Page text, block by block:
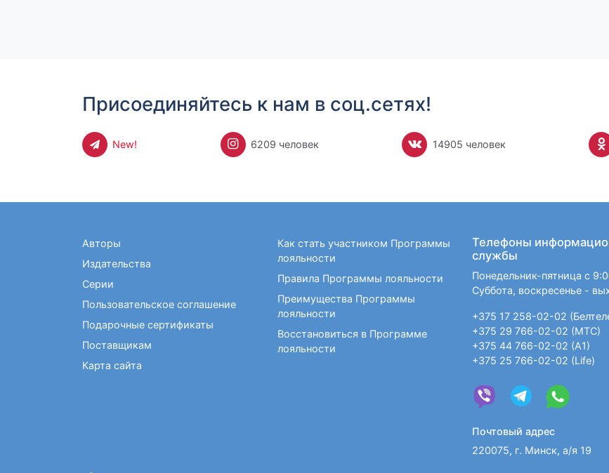
Присоединяйтесь к нам в соц.сетях!
New! 6209 человек 14905 человек
Авторы
Издательства
Серии
Пользовательское соглашение
Подарочные сертификаты
Поставщикам
Карта сайта
Как стать участником Программы
лояльности
Правила Программы лояльности
Преимущества Программы
лояльности
Восстановиться в Программе
лояльности
Телефоны
службы
Понедельник-пятница с
Суббота, воскресенье -
+375 17 258-02-02
+375 29 766-02-02 (МТС)
+375 44 766-02-02 (А1)
+375 25 766-02-02 (Life)
Почтовый адрес
220075, г. Минск, а/я 19